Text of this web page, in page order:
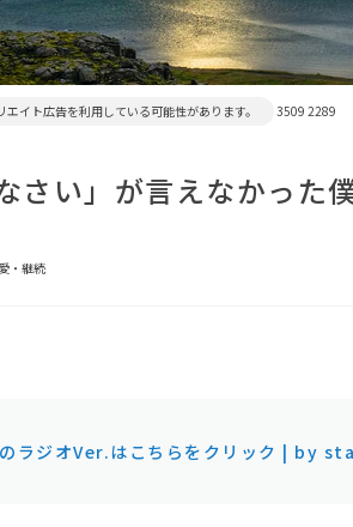
イト広告を利用している可能性があります。 3509 2289
さい」が言えなかった
愛・ 継続
ラジオVer.はこちらをクリック | by